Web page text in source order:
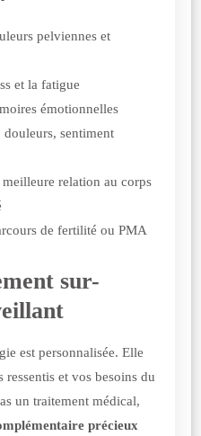
pelviennes et
et la fatigue
émotionnelles
douleurs, sentiment
relation au corps
de fertilité ou PMA
sur-
est personnalisée. Elle
ressentis et vos besoins du
un traitement médical,
précieux